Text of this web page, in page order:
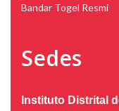
Bandar Togel Resmi
Sedes
Instituto Distrital